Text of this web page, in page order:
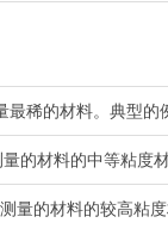
最稀的材料。典型
的材料的中等粘度
量的材料的较高粘